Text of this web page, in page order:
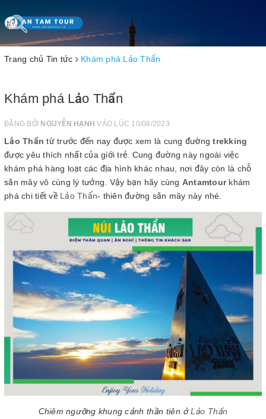
Toggle
navigation
Trang chủ Tin tức Khám phá Lảo Thẩn
Khám phá Lảo Thẩn
ĐĂNG BỞI NGUYỄN HẠNH VÀO LÚC 10/08/2023
Lảo Thẩn từ trước đến nay được xem là cung đườngtrekking
được yêu thích nhất của giới trẻ. Cung đường này ngoài việc
khám phá hàng loạt các địa hình khác nhau, nơi đây còn là chỗ
săn mây vô cùng lý tưởng. Vậy bạn hãy cùng Antamtourkhám
phá chi tiết về Lảo Thẩn- thiên đường săn mây này nhé.
Chiêm ngưỡng khung cảnh thần tiên ởLảo Thẩn